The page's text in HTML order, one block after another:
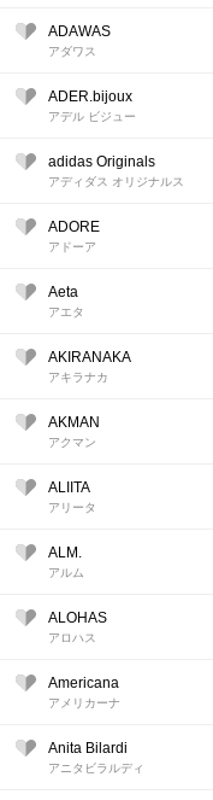
ADAWAS
アダワス
ADER.bijoux
アデル ビジュー
adidas Originals
アディダス オリジナルス
ADORE
アドーア
Aeta
アエタ
AKIRANAKA
アキラナカ
AKMAN
アクマン
ALIITA
アリータ
ALM.
アルム
ALOHAS
アロハス
Americana
アメリカーナ
Anita Bilardi
アニタビラルディ